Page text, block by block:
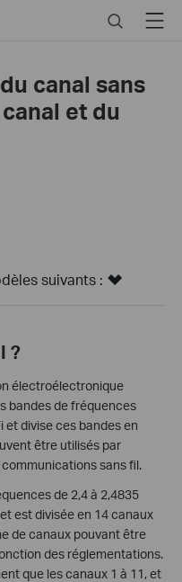
SearchMenu
canal sans
et du
suivants :
?
électroélectronique
bandes de fréquences
et divise ces bandes en
être utilisés par
sans fil.
de 2,4 à 2,4835
est divisée en 14 canaux
de canaux pouvant être
des réglementations.
que les canaux 1 à 11, et